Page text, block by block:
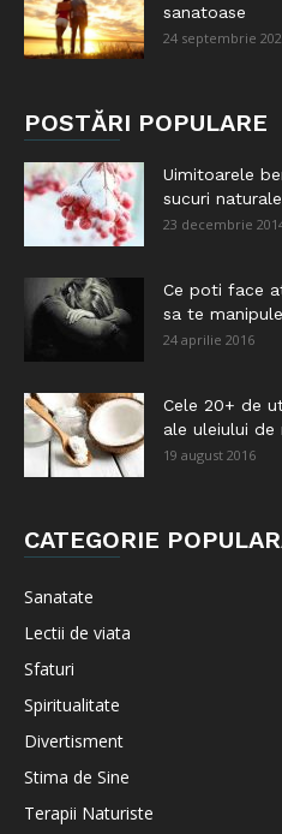
sanatoase
24 septembrie
POSTĂRI POPULARE
Uimitoarele
sucuri
23 decembrie
Ce poti face
sa te
24 aprilie 2016
Cele 20+ de
ale uleiului de
19 august 2016
CATEGORIE
Sanatate
Lectii de viata
Sfaturi
Spiritualitate
Divertisment
Stima de Sine
Terapii Naturiste